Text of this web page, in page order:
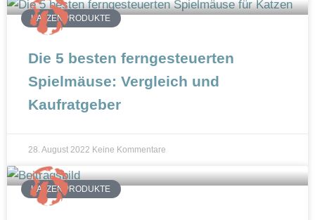
a
g
e
KATZENPRODUKTE
Die 5 besten ferngesteuerten
Spielmäuse: Vergleich und
Kaufratgeber
28. August 2022 Keine Kommentare
KATZENPRODUKTE